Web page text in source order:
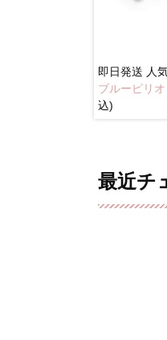
即日発送 人
ブルーピリ
込)
最近チ